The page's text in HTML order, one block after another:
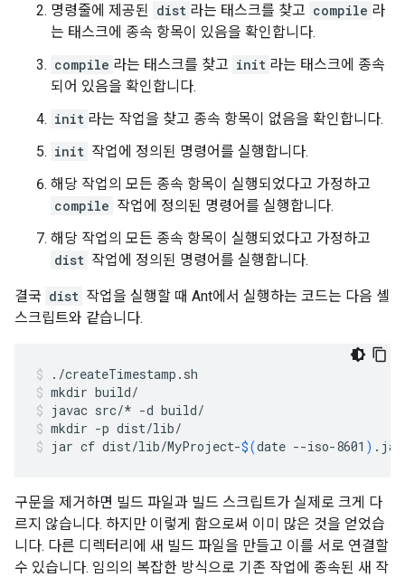
명령줄에 제공된 dist 라는 태스크를 찾고 compile 라
는 태스크에 종속 항목이 있음을 확인합니다.
compile 라는 태스크를 찾고 init 라는 태스크에 종속
되어 있음을 확인합니다.
init 라는 작업을 찾고 종속 항목이 없음을 확인합니다.
init 작업에 정의된 명령어를 실행합니다.
해당 작업의 모든 종속 항목이 실행되었다고 가정하고
compile 작업에 정의된 명령어를 실행합니다.
해당 작업의 모든 종속 항목이 실행되었다고 가정하고
dist 작업에 정의된 명령어를 실행합니다.
결국 dist 작업을 실행할 때 Ant에서 실행하는 코드는 다음 셸
스크립트와 같습니다.
./createTimestamp.sh
mkdir build/
javac src/* -d build/
mkdir -p dist/lib/
jar cf dist/lib/MyProject-$(date --iso-8601 ) .jar
구문을 제거하면 빌드 파일과 빌드 스크립트가 실제로 크게 다
르지 않습니다. 하지만 이렇게 함으로써 이미 많은 것을 얻었습
니다. 다른 디렉터리에 새 빌드 파일을 만들고 이를 서로 연결할
수 있습니다. 임의의 복잡한 방식으로 기존 작업에 종속된 새 작